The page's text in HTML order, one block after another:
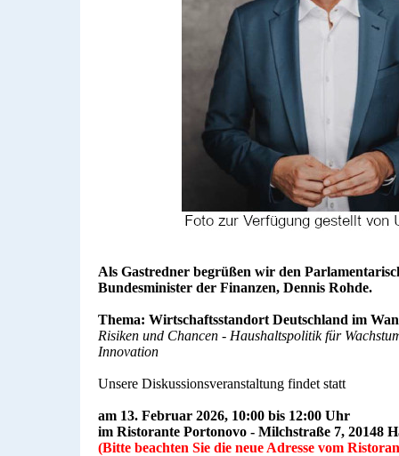
Als Gastredner begrüßen wir den
Bundesminister der Finanzen, Dennis Rohde.
Thema: Wirtschaftsstandort Deutschland im
Risiken und Chancen - Haushaltspolitik für
Innovation
Unsere Diskussionsveranstaltung findet statt
am 13. Februar 2026, 10:00 bis 12:00 Uhr
im Ristorante Portonovo - Milchstraße 7, 20148
(Bitte beachten Sie die neue Adresse vom